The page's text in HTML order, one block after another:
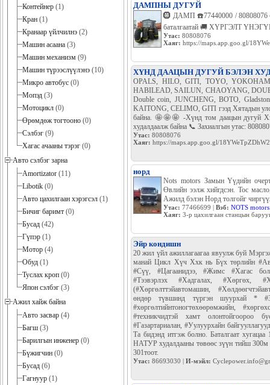
Контейнер (1)
Кран (1)
Кранаар үйлчилнэ (2)
Машин асаана (3)
Машин механизм (9)
Машин түрээслүүлэнэ (10)
Микро автобус (0)
Мопэд (3)
Мотоцикл (0)
Өрөмдөж тогтооно (0)
Сэлбэг (9)
Хагас ачааны тэрэг (0)
Авто сэлбэг зарна
Amortizator (11)
Libotik (0)
Авто цахилгаан хэрэгсэл (1)
Бичиг баримт (0)
Бусад (42)
Гүпэр (1)
Мотор (4)
Обуд (1)
Туслах кроп (0)
Япон сэлбэг (3)
Ажил хайж байна
Авто засвар (4)
Багш (3)
Барилгын инженер (0)
Бүжигчин (0)
Бусад (6)
Гагнуур (1)
ДАМПНЫ ДУГУЙ
🛞 ДАМП ☎️77440000 / 80808076 ▪️
баталгаатай 🚚 ХҮРГЭЛТ
Утас: 80808076
Хаяг: https://maps.app.goo.gl/
ХҮНД ДААЦЫН ДУГУЙ БЭЛЭН
OPALS, HILO, GITI, TOYO,
HABILEAD, SAILUN, CHAOYANG,
Double coin, JUNCHENG, BOTO,
KAITONG, CELIMO, GITI гээд Хятадын
байна. 🤩🤩🤩 -Хүнд том даацын дугуй
худалдаалж байна 📞 Захиалгын утас:
Утас: 80808076
Хаяг: https://maps.app.goo.gl/
норд
Nots motors Замын Үүдийн
Өвлийн ээлж хийгдсэн. Тос
Ажилд бэлэн Норд толгойг
Утас: 77466699 |Вэб: NOTS motors
Хаяг: 3-р цахилгаан станцын
Эйр кондишн
20 жил үйл ажиллагаагаа явуулж буй
манай Цикл Хүч Ххк нь Бүх төрлийн
#Сүү, #Цагаанидээ, #Жимс #Хагас
#Тээвэрлэх #Хадгалах, #Хөргөх,
(#Хөргөлттэйавтомашин,
өндөр түвшинд түргэн шуурхай *
#хөргөлтийнтоногтөхөөрөмжийн,
#техникчидтэй хамт олонтойгоороо
#Газартариалан, #Уулуурхайн
Та бидэнд итгэж болно. Баталгаат
НАТУР худалдааны төвөөс зүүн тийш 300м
301тоот.
Утас: 86693030 | И-мэйл: